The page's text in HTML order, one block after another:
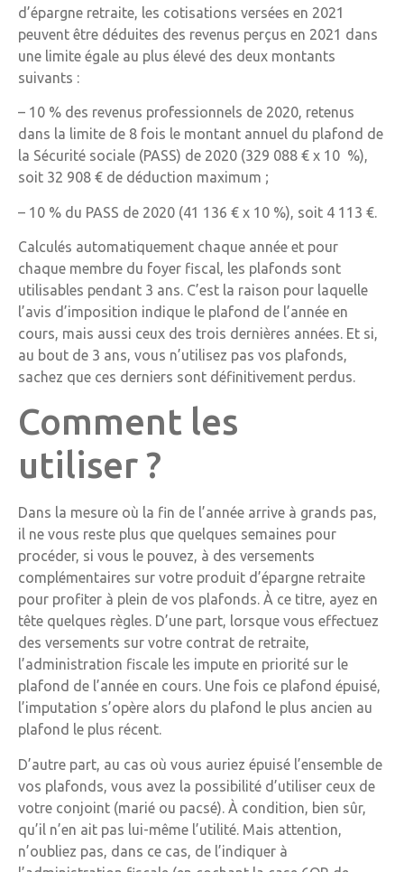
d’épargne retraite, les cotisations versées en 2021
peuvent être déduites des revenus perçus en 2021 dans
une limite égale au plus élevé des deux montants
suivants :
– 10 % des revenus professionnels de 2020, retenus
dans la limite de 8 fois le montant annuel du plafond de
la Sécurité sociale (PASS) de 2020 (329 088 € x 10 %),
soit 32 908 € de déduction maximum ;
– 10 % du PASS de 2020 (41 136 € x 10 %), soit 4 113 €.
Calculés automatiquement chaque année et pour
chaque membre du foyer fiscal, les plafonds sont
utilisables pendant 3 ans. C’est la raison pour laquelle
l’avis d’imposition indique le plafond de l’année en
cours, mais aussi ceux des trois dernières années. Et si,
au bout de 3 ans, vous n’utilisez pas vos plafonds,
sachez que ces derniers sont définitivement perdus.
Comment les
utiliser ?
Dans la mesure où la fin de l’année arrive à grands pas,
il ne vous reste plus que quelques semaines pour
procéder, si vous le pouvez, à des versements
complémentaires sur votre produit d’épargne retraite
pour profiter à plein de vos plafonds. À ce titre, ayez en
tête quelques règles. D’une part, lorsque vous effectuez
des versements sur votre contrat de retraite,
l’administration fiscale les impute en priorité sur le
plafond de l’année en cours. Une fois ce plafond épuisé,
l’imputation s’opère alors du plafond le plus ancien au
plafond le plus récent.
D’autre part, au cas où vous auriez épuisé l’ensemble de
vos plafonds, vous avez la possibilité d’utiliser ceux de
votre conjoint (marié ou pacsé). À condition, bien sûr,
qu’il n’en ait pas lui-même l’utilité. Mais attention,
n’oubliez pas, dans ce cas, de l’indiquer à